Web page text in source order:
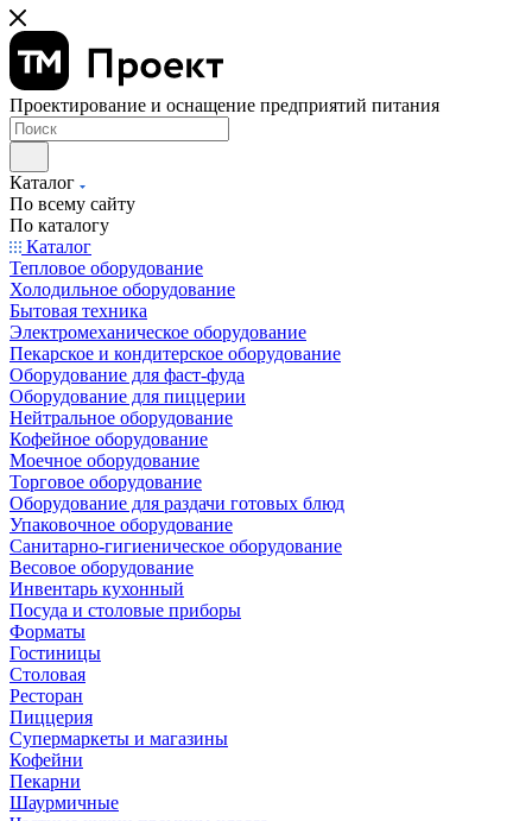
Проектирование и оснащение предприятий питания
Каталог
По всему сайту
По каталогу
Каталог
Тепловое оборудование
Холодильное оборудование
Бытовая техника
Электромеханическое оборудование
Пекарское и кондитерское оборудование
Оборудование для фаст-фуда
Оборудование для пиццерии
Нейтральное оборудование
Кофейное оборудование
Моечное оборудование
Торговое оборудование
Оборудование для раздачи готовых блюд
Упаковочное оборудование
Санитарно-гигиеническое оборудование
Весовое оборудование
Инвентарь кухонный
Посуда и столовые приборы
Форматы
Гостиницы
Столовая
Ресторан
Пиццерия
Супермаркеты и магазины
Кофейни
Пекарни
Шаурмичные